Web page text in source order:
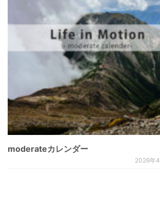
moderateカレンダー
2026年